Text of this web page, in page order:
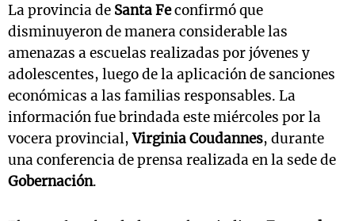
La provincia de Santa Feconfirmó que
disminuyeron de manera considerable las
amenazas a escuelas realizadas por jóvenes y
adolescentes, luego de la aplicación de sanciones
económicas a las familias responsables. La
información fue brindada este miércoles por la
vocera provincial,Virginia Coudannes, durante
una conferencia de prensa realizada en la sede de
Gobernación.